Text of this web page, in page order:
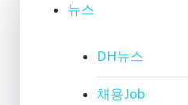
뉴스
DH뉴스
채용Job